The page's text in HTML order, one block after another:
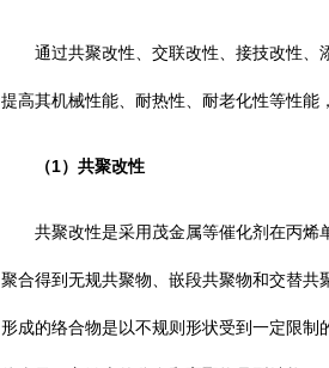
通过共聚改性、交联改性、接技改性、
提高其机械性能、耐热性、耐老化性等性能
（1）共聚改性
共聚改性是采用茂金属等催化剂在丙烯
聚合得到无规共聚物、嵌段共聚物和交替共
形成的络合物是以不规则形状受到一定限